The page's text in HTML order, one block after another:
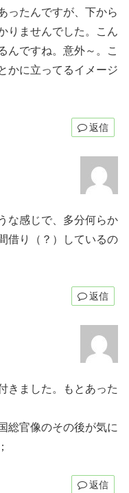
ったんですが、下から
りませんでした。こん
んですね。意外～。こ
かに立ってるイメージ
返信
な感じで、多分何らか
借り（？）しているの
返信
きました。もとあった
総官像のその後が気に
返信